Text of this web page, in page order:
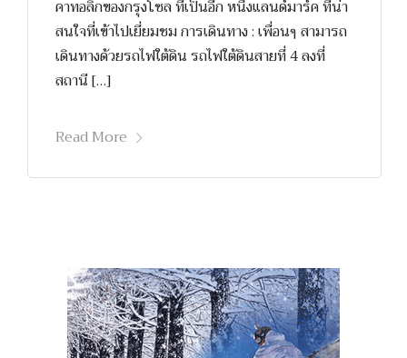
คาทอลิกของกรุงโซล ที่เป็นอีก หนึ่งแลนด์มาร์ค ที่น่า
สนใจที่เข้าไปเยี่ยมชม การเดินทาง : เพื่อนๆ สามารถ
เดินทางด้วยรถไฟใต้ดิน รถไฟใต้ดินสายที่ 4 ลงที่
สถานี […]
Read More